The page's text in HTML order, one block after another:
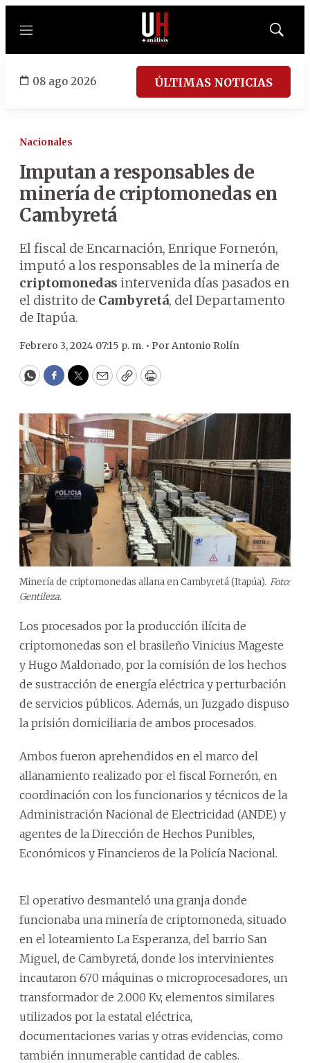
Menú
Mostrar
08 ago 2026 ÚLTIMAS NOTICIAS
Nacionales
Imputan a responsables de
minería de criptomonedas en
Cambyretá
El fiscal de Encarnación, Enrique Fornerón,
imputó a los responsables de la minería de
criptomonedas intervenida días pasados en
el distrito de Cambyretá, del Departamento
de Itapúa.
Febrero 3, 2024 07:15 p. m. • PorAntonio Rolín
WhatsApp
Facebook
Twitter
EmailCopyPrint
Minería de criptomonedas allana en Cambyretá (Itapúa). Foto:
Gentileza.
Los procesados por la producción ilícita de
criptomonedas son el brasileño Vinicius Mageste
y Hugo Maldonado, por la comisión de los hechos
de sustracción de energía eléctrica y perturbación
de servicios públicos. Además, un Juzgado dispuso
la prisión domiciliaria de ambos procesados.
Ambos fueron aprehendidos en el marco del
allanamiento realizado por el fiscal Fornerón, en
coordinación con los funcionarios y técnicos de la
Administración Nacional de Electricidad (ANDE) y
agentes de la Dirección de Hechos Punibles,
Económicos y Financieros de la Policía Nacional.
El operativo desmanteló una granja donde
funcionaba una minería de criptomoneda, situado
en el loteamiento La Esperanza, del barrio San
Miguel, de Cambyretá, donde los intervinientes
incautaron 670 máquinas o microprocesadores, un
transformador de 2.000 Kv, elementos similares
utilizados por la estatal eléctrica,
documentaciones varias y otras evidencias, como
también innumerable cantidad de cables.